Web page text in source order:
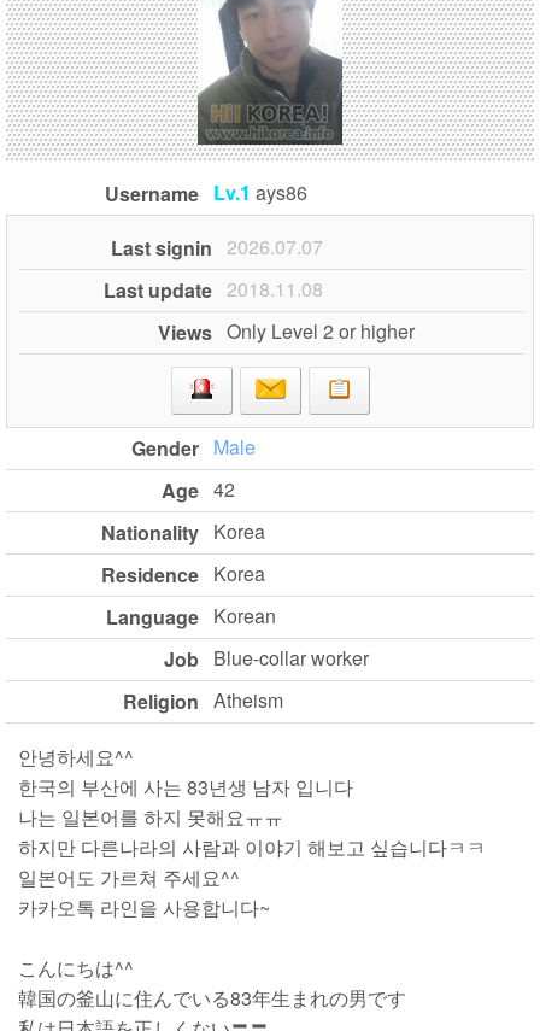
Username Lv.1 ays86
Last signin 2026.07.07
Last update 2018.11.08
Views Only Level 2 or higher
Gender Male
Age 42
Nationality Korea
Residence Korea
Language Korean
Job Blue-collar worker
Religion Atheism
안녕하세요^^
한국의 부산에 사는 83년생 남자 입니다
나는 일본어를 하지 못해요ㅠㅠ
하지만 다른나라의 사람과 이야기 해보고 싶습니다ㅋㅋ
일본어도 가르쳐 주세요^^
카카오톡 라인을 사용합니다~
こんにちは^^
韓国の釜山に住んでいる83年生まれの男です